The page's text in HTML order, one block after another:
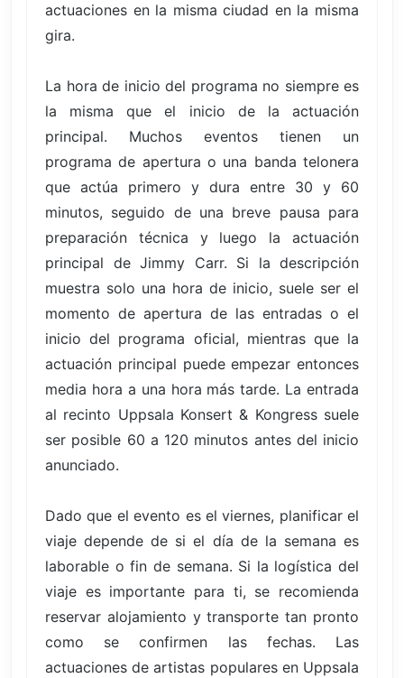
actuaciones en la misma ciudad en la misma
gira.
La hora de inicio del programa no siempre es
la misma que el inicio de la actuación
principal. Muchos eventos tienen un
programa de apertura o una banda telonera
que actúa primero y dura entre 30 y 60
minutos, seguido de una breve pausa para
preparación técnica y luego la actuación
principal de Jimmy Carr. Si la descripción
muestra solo una hora de inicio, suele ser el
momento de apertura de las entradas o el
inicio del programa oficial, mientras que la
actuación principal puede empezar entonces
media hora a una hora más tarde. La entrada
al recinto Uppsala Konsert & Kongress suele
ser posible 60 a 120 minutos antes del inicio
anunciado.
Dado que el evento es el viernes, planificar el
viaje depende de si el día de la semana es
laborable o fin de semana. Si la logística del
viaje es importante para ti, se recomienda
reservar alojamiento y transporte tan pronto
como se confirmen las fechas. Las
actuaciones de artistas populares en Uppsala